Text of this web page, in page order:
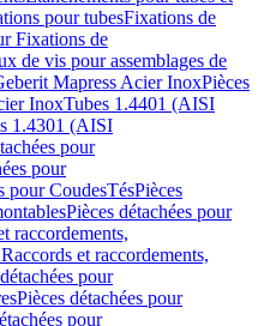
pour tubesFixations de
Fixations de
de vis pour assemblages de
Mapress Acier InoxPièces
InoxTubes 1.4401 (AISI
1.4301 (AISI
pour
pour
pour CoudesTésPièces
Pièces détachées pour
raccordements,
et raccordements,
pour
Pièces détachées pour
pour